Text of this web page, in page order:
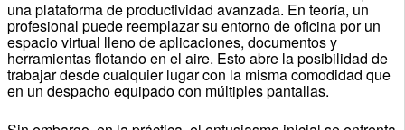
una plataforma de productividad avanzada. En teoría, un
profesional puede reemplazar su entorno de oficina por un
espacio virtual lleno de aplicaciones, documentos y
herramientas flotando en el aire. Esto abre la posibilidad de
trabajar desde cualquier lugar con la misma comodidad que
en un despacho equipado con múltiples pantallas.